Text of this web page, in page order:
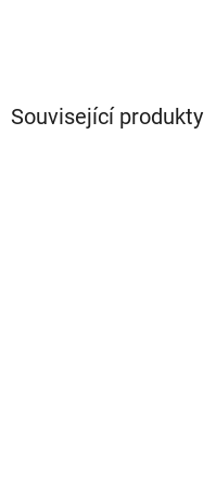
Související produkty